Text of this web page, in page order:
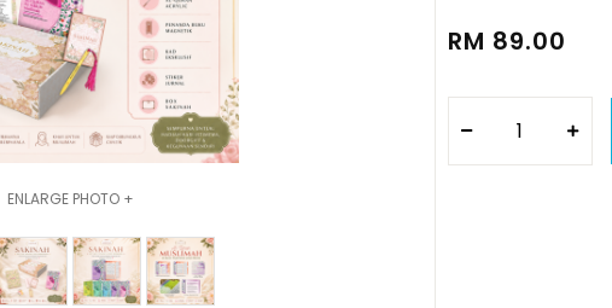
ENLARGE PHOTO +
RM 89.00